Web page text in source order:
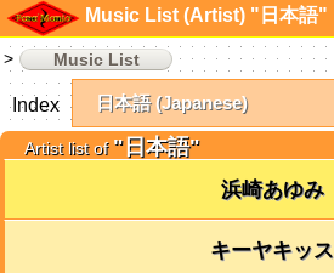
Music List (Artist) "日本語"
Music List
Artist list of "日本語"
浜崎あゆみ
キーヤキッス
Index